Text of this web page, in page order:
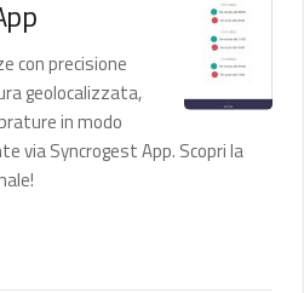
con precisione
geolocalizzata,
in modo
via Syncrogest App. Scopri la